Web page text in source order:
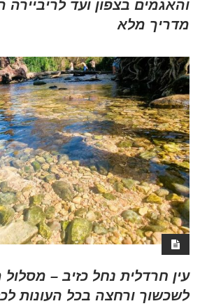
והאגמים בצפון ועד לריביירה
מדריך מלא
עין חרדלית נחל כזיב –
לשכשוך ורחצה בכל העונות